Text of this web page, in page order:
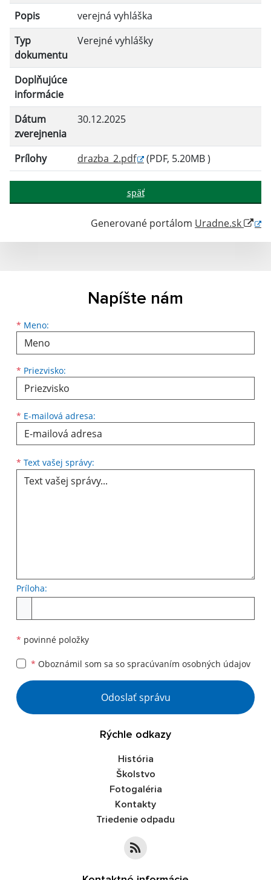
Filtrovať
Popis
verejná vyhláška
Typ
dokumentu
Verejné vyhlášky
Doplňujúce
informácie
Dátum
zverejnenia
30.12.2025
Prílohy drazba_2.pdf (PDF, 5.20MB )
späť
Generované portálom Uradne.sk
Napíšte nám
* Meno:
Meno
* Priezvisko:
Priezvisko
* E-mailová adresa:
E-mailová adresa
* Text vašej správy:
Príloha:
* povinné položky
* Oboznámil som sa so spracúvaním osobných údajov
Google reCaptcha Response
Odoslať správu
Rýchle odkazy
História
Školstvo
Fotogaléria
Kontakty
Triedenie odpadu